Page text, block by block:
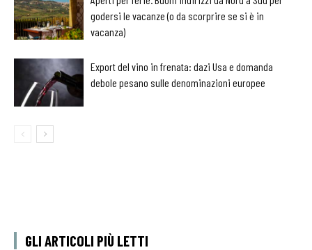
godersi le vacanze (o da scorprire se si è in
vacanza)
Export del vino in frenata: dazi Usa e domanda
debole pesano sulle denominazioni europee
GLI ARTICOLI PIÙ LETTI